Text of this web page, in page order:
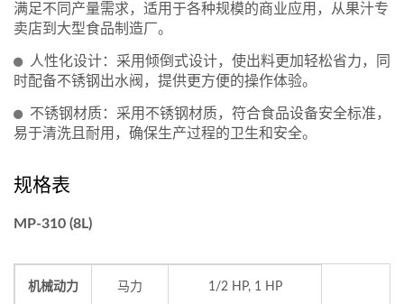
满足不同产量需求，适用于各种规模的商业应用，从果汁专
卖店到大型食品制造厂。
人性化设计：采用倾倒式设计，使出料更加轻松省力，同
时配备不锈钢出水阀，提供更方便的操作体验。
不锈钢材质：采用不锈钢材质，符合食品设备安全标准，
易于清洗且耐用，确保生产过程的卫生和安全。
规格表
MP-310 (8L)
机械动力 马力 1/2 HP, 1 HP